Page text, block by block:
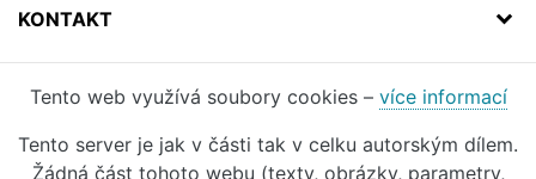
KONTAKT
Tento web využívá soubory cookies – více informací
Tento server je jak v části tak v celku autorským dílem.
Žádná část tohoto webu (texty, obrázky, parametry,